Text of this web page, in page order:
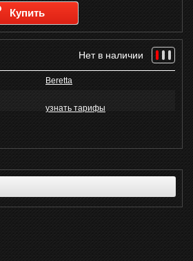
Купить
Нет в наличии
Beretta
узнать тарифы